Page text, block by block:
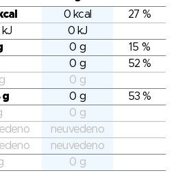
0 kcal
27 %
0 kJ
0 g
15 %
0 g
52 %
0 g
g 0 g
53 %
0 g
neuvedeno
neuvedeno
0 g